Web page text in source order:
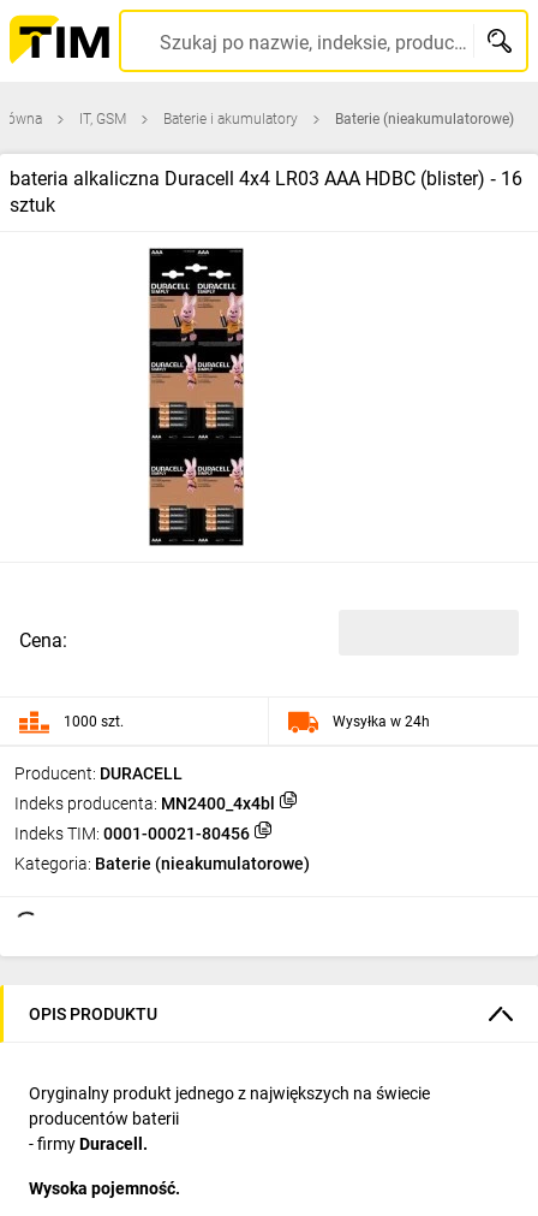
Szukaj po nazwie, indeksie, producencie, kodzie kreskowym...
IT, GSM Baterie i akumulatory Baterie (nieakumulatorowe)
bateria alkaliczna Duracell 4x4 LR03 AAA HDBC (blister) ‑ 16
sztuk
Producent: DURACELL
Indeks producenta: MN2400_4x4bl
Indeks TIM: 0001-00021-80456
Kategoria: Baterie (nieakumulatorowe)
Cena:
1000 szt. Wysyłka w 24h
OPIS PRODUKTU
Oryginalny produkt jednego z największych na świecie
producentów baterii
- firmyDuracell.
Wysoka pojemność.